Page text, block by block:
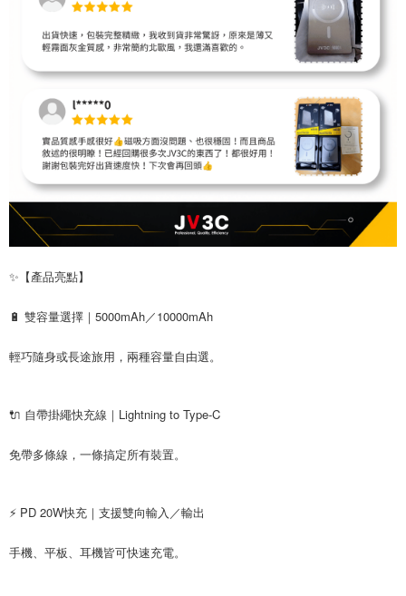
✨【產品亮點】
🔋 雙容量選擇｜5000mAh／10000mAh
輕巧隨身或長途旅用，兩種容量自由選。
🔌 自帶掛繩快充線｜Lightning to Type-C
免帶多條線，一條搞定所有裝置。
⚡ PD 20W快充｜支援雙向輸入／輸出
手機、平板、耳機皆可快速充電。